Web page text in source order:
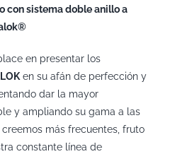
con sistema doble anillo a
en presentar los
en su afán de perfección y
dar la mayor
y ampliando su gama a las
más frecuentes, fruto
constante línea de